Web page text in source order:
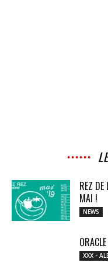
REZ DE
MAI !
NEWS
XXX -